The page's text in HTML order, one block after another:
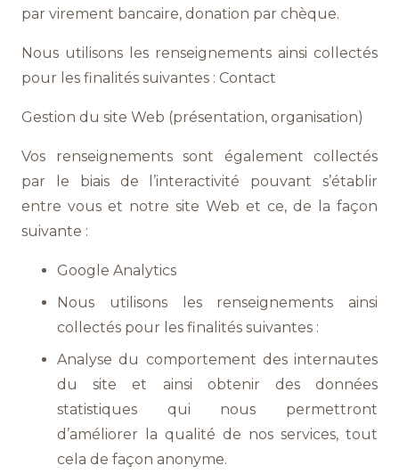
par virement bancaire, donation par chèque.
Nous utilisons les renseignements ainsi collectés
pour les finalités suivantes : Contact
Gestion du site Web (présentation, organisation)
Vos renseignements sont également collectés
par le biais de l’interactivité pouvant s’établir
entre vous et notre site Web et ce, de la façon
suivante :
Google Analytics
Nous utilisons les renseignements ainsi
collectés pour les finalités suivantes :
Analyse du comportement des internautes
du site et ainsi obtenir des données
statistiques qui nous permettront
d’améliorer la qualité de nos services, tout
cela de façon anonyme.